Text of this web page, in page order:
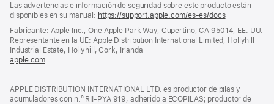
Las advertencias e información de seguridad sobre este producto están
disponibles en su manual: https://support.apple.com/es-es/docs(se
en
una
Fabricante: Apple Inc., One Apple Park Way, Cupertino, CA 95014, EE. UU.
Representante en la UE: Apple Distribution International Limited, Hollyhill
Industrial Estate, Hollyhill, Cork, Irlanda
apple.com(se
una
ventana
APPLE DISTRIBUTION INTERNATIONAL LTD. es productor de pilas y
acumuladores con n.º RII-PYA 919, adherido a ECOPILAS; productor de